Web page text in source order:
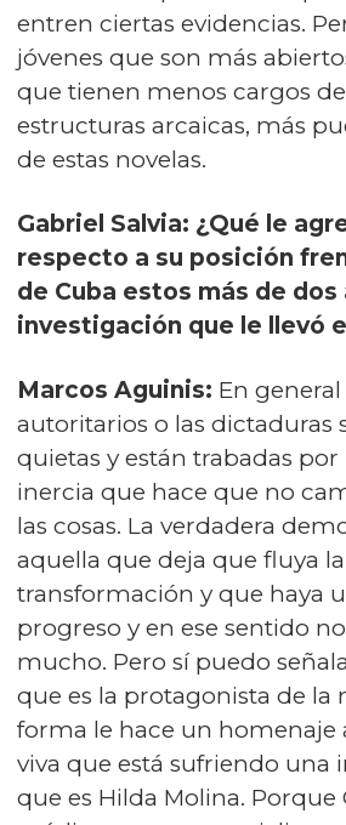
entren ciertas evidencias.
jóvenes que son más
que tienen menos cargos
estructuras arcaicas, más
de estas novelas.
Gabriel Salvia: ¿Qué le
respecto a su posición
de Cuba estos más de dos
investigación que le llevó
Marcos Aguinis: En
autoritarios o las dictaduras
quietas y están trabadas
inercia que hace que no
las cosas. La verdadera
aquella que deja que fluya la
transformación y que haya
progreso y en ese sentido
mucho. Pero sí puedo
que es la protagonista de la
forma le hace un homenaje
viva que está sufriendo una
que es Hilda Molina. Porque